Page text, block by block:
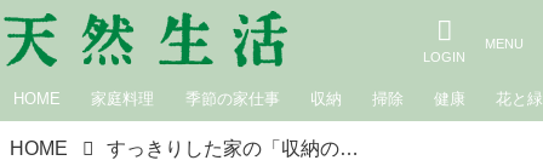
HOME 家庭料理 季節の家仕事 収納 掃除 健康 花と緑
HOME すっきりした家の「収納の工夫」食器棚は置かずつくりつけの棚に。しまえるものは“すべてしまう”余白のある空間づくり／in-kyo店主・長谷川ちえさん